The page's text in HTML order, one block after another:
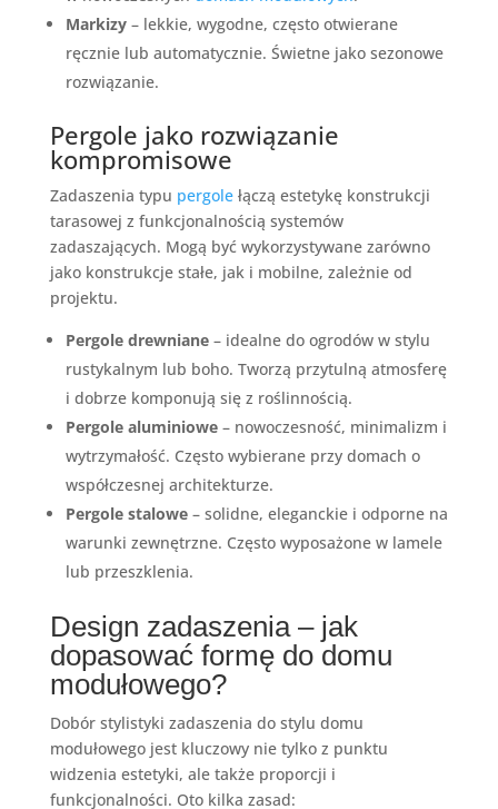
Markizy– lekkie, wygodne, często otwierane
ręcznie lub automatycznie. Świetne jako sezonowe
rozwiązanie.
Pergole jako rozwiązanie
kompromisowe
Zadaszenia typu pergolełączą estetykę konstrukcji
tarasowej z funkcjonalnością systemów
zadaszających. Mogą być wykorzystywane zarówno
jako konstrukcje stałe, jak i mobilne, zależnie od
projektu.
Pergole drewniane– idealne do ogrodów w stylu
rustykalnym lub boho. Tworzą przytulną atmosferę
i dobrze komponują się z roślinnością.
Pergole aluminiowe– nowoczesność, minimalizm i
wytrzymałość. Często wybierane przy domach o
współczesnej architekturze.
Pergole stalowe– solidne, eleganckie i odporne na
warunki zewnętrzne. Często wyposażone w lamele
lub przeszklenia.
Design zadaszenia – jak
dopasować formę do domu
modułowego?
Dobór stylistyki zadaszenia do stylu domu
modułowego jest kluczowy nie tylko z punktu
widzenia estetyki, ale także proporcji i
funkcjonalności. Oto kilka zasad: